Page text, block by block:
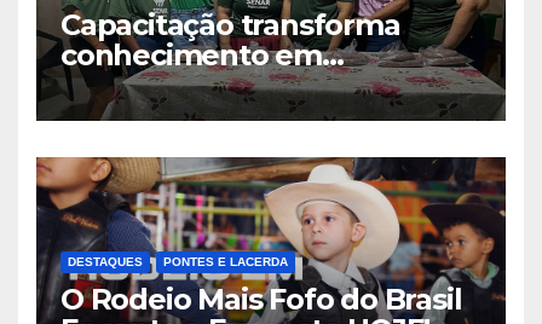
Capacitação transforma
conhecimento em
oportunidades em Nova
Lacerda
DESTAQUES PONTES E LACERDA
O Rodeio Mais Fofo do Brasil